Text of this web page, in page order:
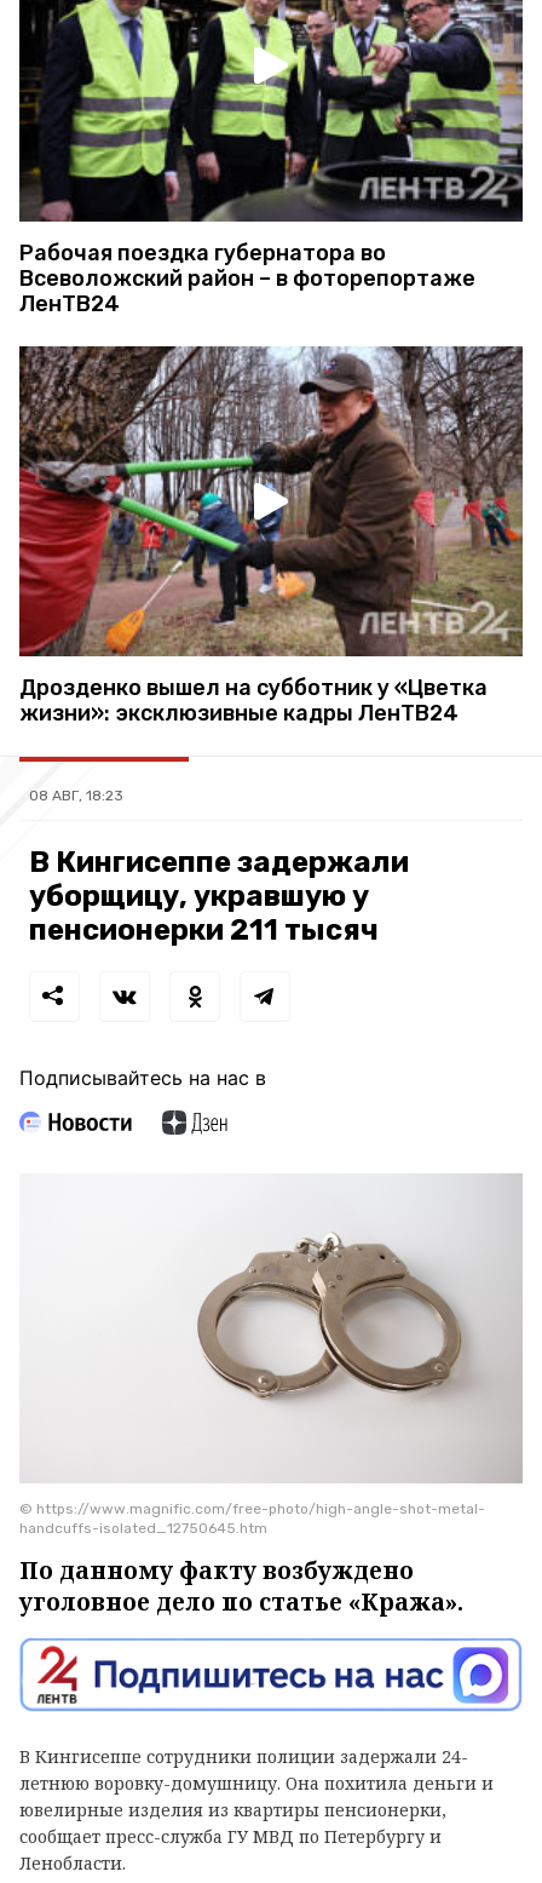
Рабочая поездка губернатора во
Всеволожский район – в фоторепортаже
ЛенТВ24
Дрозденко вышел на субботник у «Цветка
жизни»: эксклюзивные кадры ЛенТВ24
08 АВГ, 18:23
В Кингисеппе задержали
уборщицу, укравшую у
пенсионерки 211 тысяч
Подписывайтесь на нас в
© https://www.magnific.com/free-photo/high-angle-shot-metal-
handcuffs-isolated_12750645.htm
По данному факту возбуждено
уголовное дело по статье «Кража».
В Кингисеппе сотрудники полиции задержали 24-
летнюю воровку-домушницу. Она похитила деньги и
ювелирные изделия из квартиры пенсионерки,
сообщает пресс-служба ГУ МВД по Петербургу и
Ленобласти.